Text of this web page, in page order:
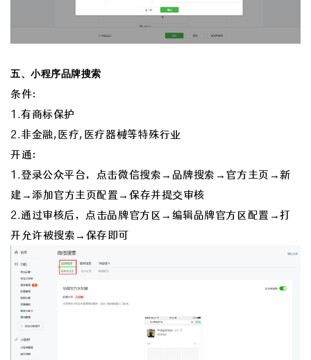
五、小程序品牌搜索
条件：
1.有商标保护
2.非金融,医疗,医疗器械等特殊行业
开通：
1.登录公众平台，点击微信搜索→品牌搜索→官方主页→新
建→添加官方主页配置→保存并提交审核
2.通过审核后，点击品牌官方区→编辑品牌官方区配置→打
开允许被搜索→保存即可